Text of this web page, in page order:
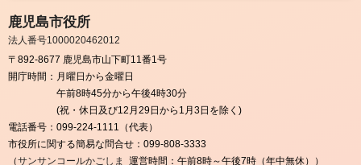
鹿児島市役所
法人番号1000020462012
〒892-8677 鹿児島市山下町11番1号
開庁時間： 月曜日から金曜日
午前8時45分から午後4時30分
(祝・休日及び12月29日から1月3日を除く)
電話番号： 099-224-1111（代表）
市役所に関する簡易な問合せ： 099-808-3333
（サンサンコールかごしま 運営時間：午前8時～午後7時（年中無休））